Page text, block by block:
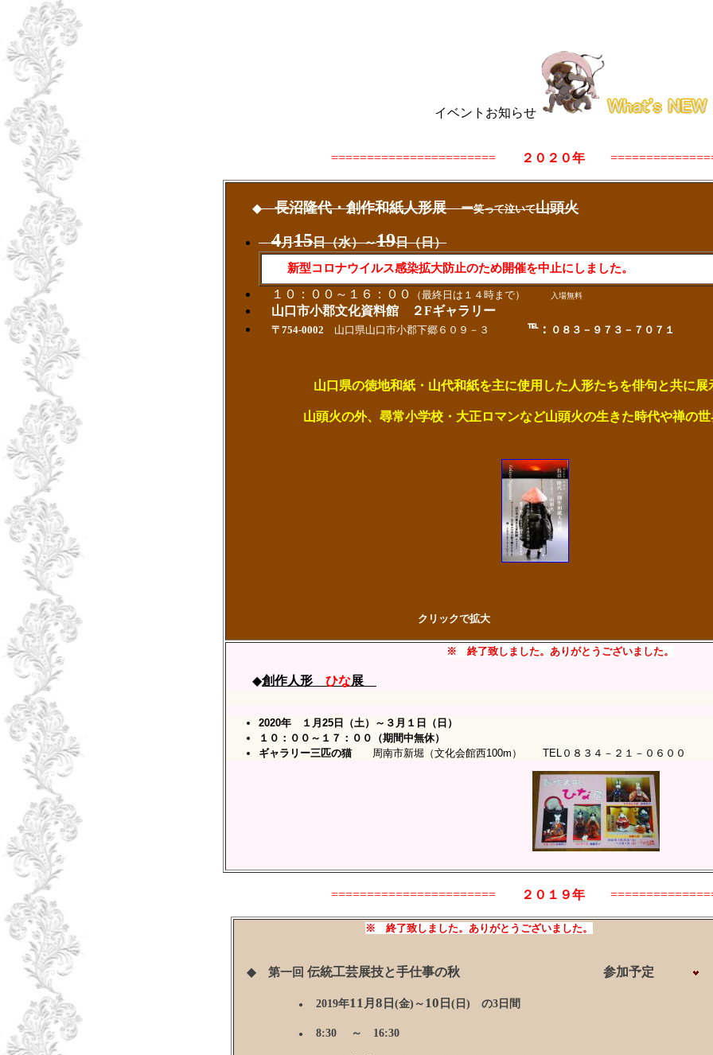
イベントお知らせ
======================= ２０２０年
◆ 長沼隆代・創作和紙人形展ー笑って泣いて山頭火
4月15日（水）～19日（日）
新型コロナウイルス感染拡大防止のため開催を中止にしました。
１０：００～１６：００ （最終日は１４時まで） 入場無料
山口市小郡文化資料館 ２Fギャラリー
〒754-0002 山口県山口市小郡下郷６０９－３ ℡： ０８３－９７３－７０７１
山口県の徳地和紙・山代和紙を主に使用した人形たちを俳句と共に展
山頭火の外、尋常小学校・大正ロマンなど山頭火の生きた時代や禅の世
クリックで拡大
※ 終了致しました。ありがとうございました。
◆創作人形 ひな展
2020年 １月25日（土）～３月１日（日）
１０：００～１７：００（期間中無休）
ギャラリー三匹の猫
周南市新堀（文化会館西100m） TEL０８３４－２１－０６００
======================= ２０１９年
※ 終了致しました。ありがとうございました。
◆ 第一回 伝統工芸展技と手仕事の秋参加予定
● 2019年11 月 8 日 (金) ～ 10 日 (日 ) の3日間
● 8:30～ 16:30